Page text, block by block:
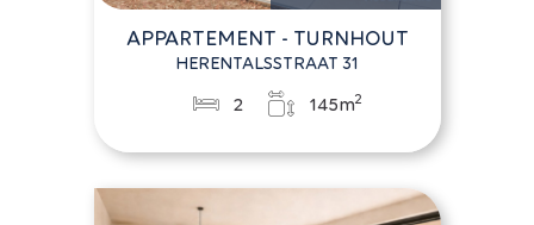
APPARTEMENT - TURNHOUT
HERENTALSSTRAAT 31
2 145m2